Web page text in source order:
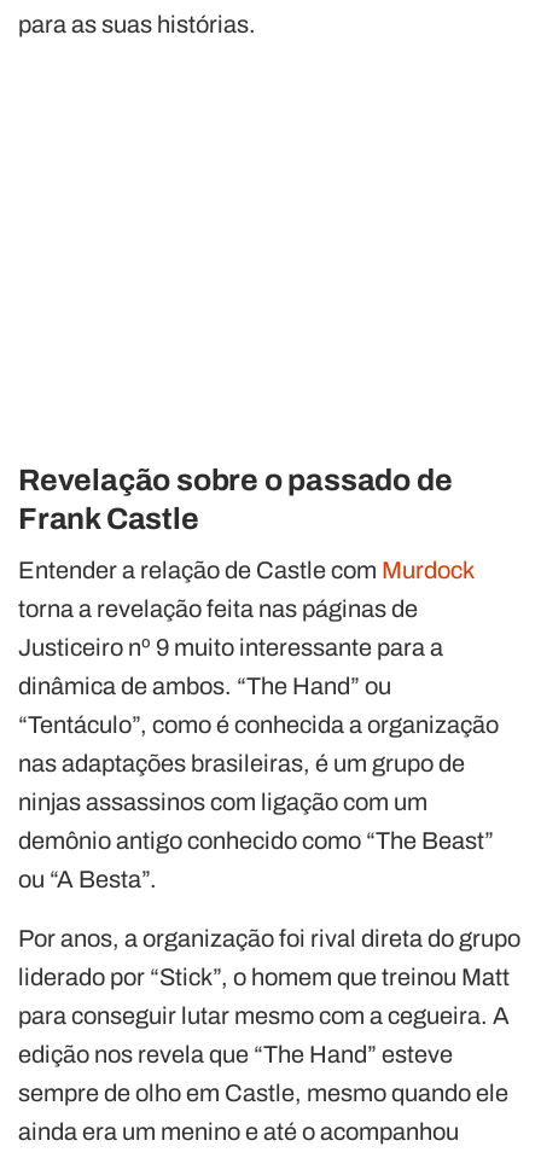
para as suas histórias.
Revelação sobre o passado de
Frank Castle
Entender a relação de Castle com Murdock
torna a revelação feita nas páginas de
Justiceiro nº 9 muito interessante para a
dinâmica de ambos. “The Hand” ou
“Tentáculo”, como é conhecida a organização
nas adaptações brasileiras, é um grupo de
ninjas assassinos com ligação com um
demônio antigo conhecido como “The Beast”
ou “A Besta”.
Por anos, a organização foi rival direta do grupo
liderado por “Stick”, o homem que treinou Matt
para conseguir lutar mesmo com a cegueira. A
edição nos revela que “The Hand” esteve
sempre de olho em Castle, mesmo quando ele
ainda era um menino e até o acompanhou